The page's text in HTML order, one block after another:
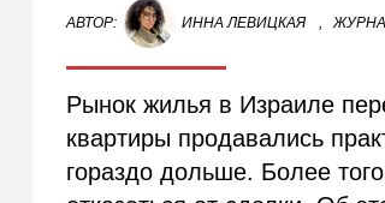
АВТОР: ИННА ЛЕВИЦКАЯ ,
Рынок жилья в Израиле
квартиры продавались
гораздо дольше. Более